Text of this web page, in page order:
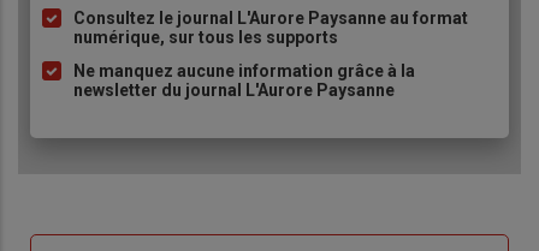
puceConsultez le journal L'Aurore Paysanne au format
numérique, sur tous les supports
Ne manquez aucune information grâce à la
newsletter du journal L'Aurore Paysanne